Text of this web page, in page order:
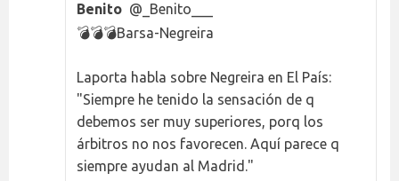
Benito @_Benito___
💣💣💣Barsa-Negreira
Laporta habla sobre Negreira en El País:
"Siempre he tenido la sensación de q
debemos ser muy superiores, porq los
árbitros no nos favorecen. Aquí parece q
siempre ayudan al Madrid."